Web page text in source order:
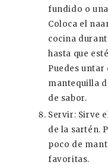
fundido o
Coloca el
cocina
hasta que
Puedes untar
mantequilla
de sabor.
Servir: Sirve
de la sartén.
poco de
favoritas.